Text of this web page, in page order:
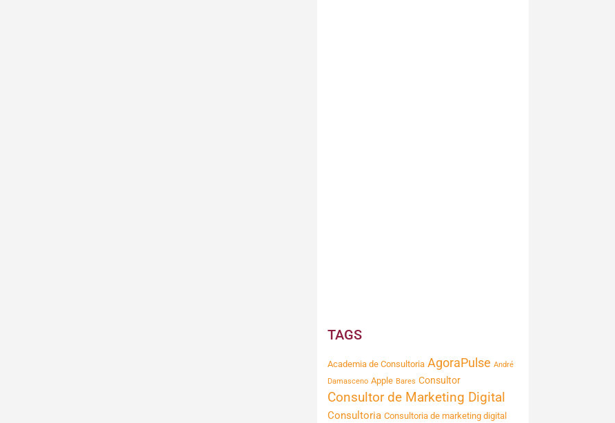
TAGS
Academia de Consultoria AgoraPulse André
Damasceno Apple Bares Consultor
Consultor de Marketing Digital
Consultoria Consultoria de marketing digital